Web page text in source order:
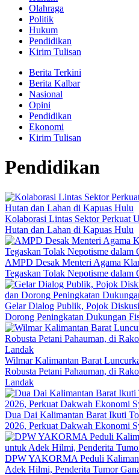
Olahraga
Politik
Hukum
Pendidikan
Kirim Tulisan
Berita Terkini
Berita Kalbar
Nasional
Opini
Pendidikan
Ekonomi
Kirim Tulisan
Pendidikan
Kolaborasi Lintas Sektor Perkuat
Hutan dan Lahan di Kapuas Hulu
AMPD Desak Menteri Agama
Tegaskan Tolak Nepotisme dalam
Gelar Dialog Publik, Pojok
Dorong Peningkatan Dukungan
Wilmar Kalimantan Barat
Robusta Petani Pahauman, di
Landak
Dua Dai Kalimantan Barat Ikuti
2026, Perkuat Dakwah Ekonomi
DPW YAKORMA Peduli
Adek Hilmi, Penderita Tumor